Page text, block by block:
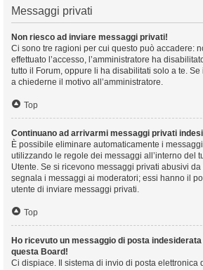
Messaggi privati
Non riesco ad inviare messaggi privati!
Ci sono tre ragioni per cui questo può accadere:
effettuato l’accesso, l’amministratore ha
tutto il Forum, oppure li ha disabilitati solo a te. Se
a chiederne il motivo all’amministratore.
Top
Continuano ad arrivarmi messaggi privati
È possibile eliminare automaticamente i
utilizzando le regole dei messaggi all’interno del
Utente. Se si ricevono messaggi privati ​​abusivi
segnala i messaggi ai moderatori; essi hanno il
utente di inviare messaggi privati​​.
Top
Ho ricevuto un messaggio di posta
questa Board!
Ci dispiace. Il sistema di invio di posta elettronica